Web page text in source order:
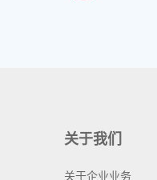
关于我们
关于企业业务